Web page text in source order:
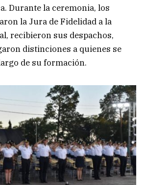
Durante la ceremonia, los
la Jura de Fidelidad a la
recibieron sus despachos,
distinciones a quienes se
de su formación.